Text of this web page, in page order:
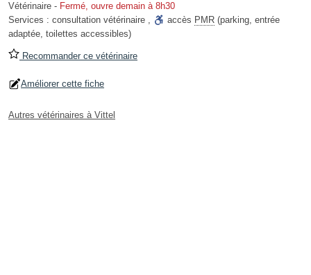
Vétérinaire - Fermé, ouvre demain à 8h30
Services : consultation vétérinaire , accès PMR (parking, entrée
adaptée, toilettes accessibles)
Recommander ce vétérinaire
Améliorer cette fiche
Autres vétérinaires à Vittel